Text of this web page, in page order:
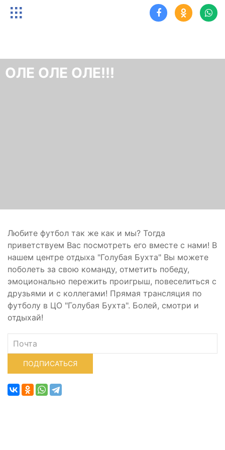
ОЛЕ ОЛЕ ОЛЕ!!!
Любите футбол так же как и мы? Тогда
приветствуем Вас посмотреть его вместе с нами! В
нашем центре отдыха "Голубая Бухта" Вы можете
поболеть за свою команду, отметить победу,
эмоционально пережить проигрыш, повеселиться с
друзьями и с коллегами! Прямая трансляция по
футболу в ЦО "Голубая Бухта". Болей, смотри и
отдыхай!
ПОДПИСАТЬСЯ